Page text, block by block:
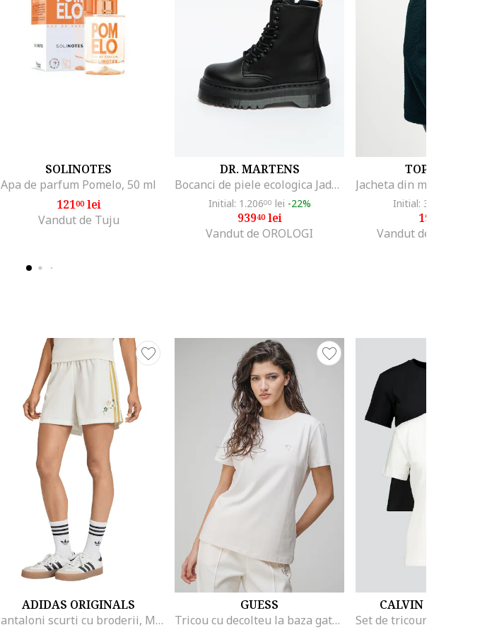
SOLINOTES
Apa de parfum Pomelo, 50 ml
12100lei
Vandut de Tuju
DR. MARTENS
Bocanci de piele ecologica Jaden II
Initial: 1.20600 lei -22%
93940lei
Vandut de OROLOGI
TOP SECRET
Initial: 349
199
Vandut de Fashion Days
ADIDAS ORIGINALS
Pantaloni scurti cu broderii, Maro deschis/Alb murdar
GUESS
Tricou cu decolteu la baza gatului si aplicatie logo discreta, Alb fildes
CALVIN KLEIN JEANS